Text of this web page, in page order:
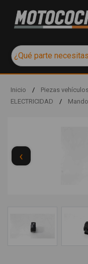
Inicio / Piezas
ELECTRICIDAD
/
‹